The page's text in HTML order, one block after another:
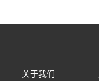
关于我们